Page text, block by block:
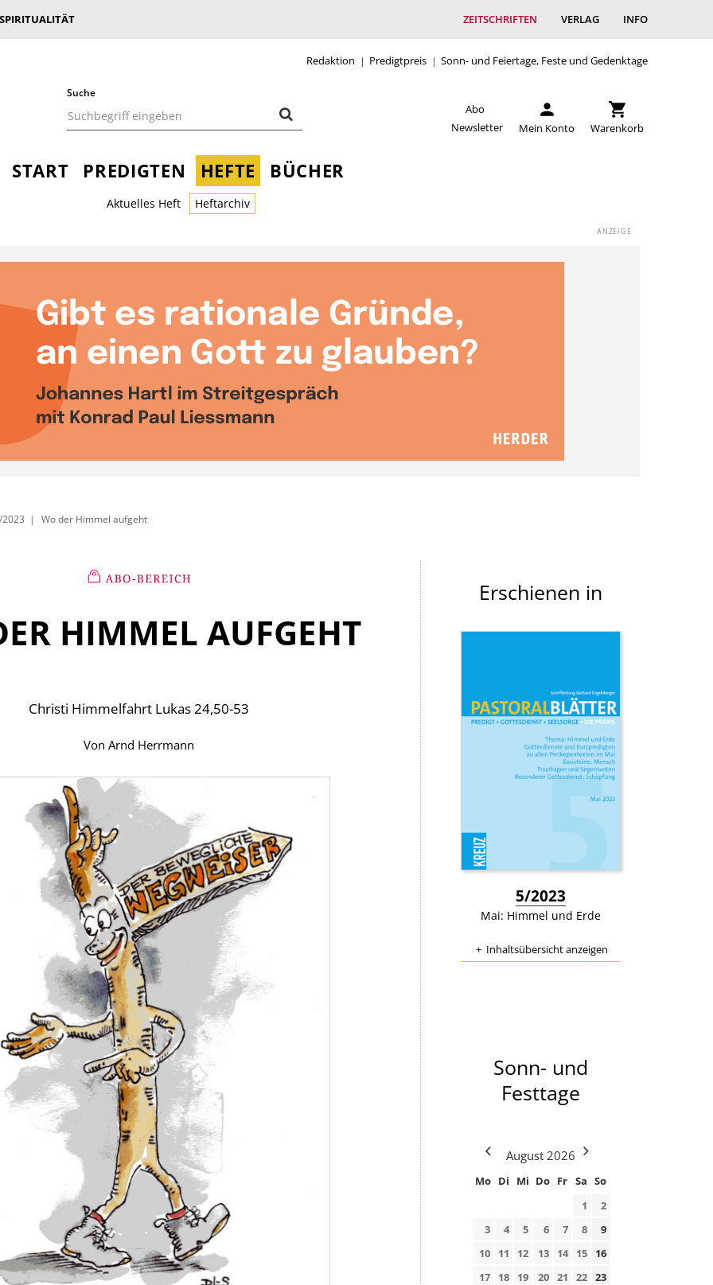
ZEITSCHRIFTEN VERLAG INFO
Redaktion Predigtpreis Sonn- und Feiertage, Feste und Gedenktage
Suche
Abo
Newsletter
Mein Konto Warenkorb
START PREDIGTEN HEFTE BÜCHER
Aktuelles Heft Heftarchiv
2023 Wo der Himmel aufgeht
HIMMEL AUFGEHT
Christi Himmelfahrt Lukas 24,50-53
Von Arnd Herrmann
Erschienen in
5/2023
Mai: Himmel und Erde
Inhaltsübersicht anzeigen
Sonn- und
Festtage
August 2026
Mo Di Mi Do Fr Sa So
1
2
3
4 5 6 7 8
9
10
11 12 13 14 15
16
17
18 19 20 21 22 23